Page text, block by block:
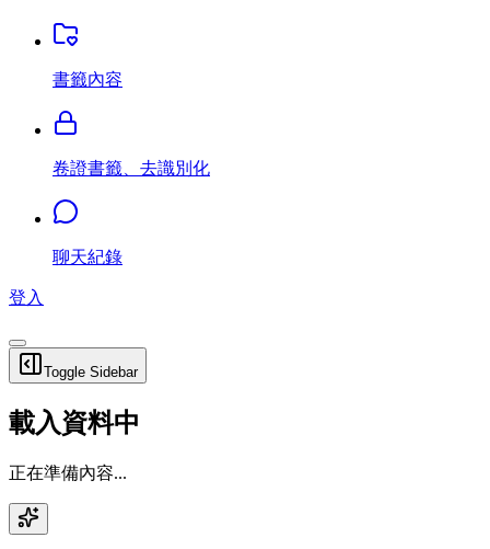
書籤內容
卷證書籤、去識別化
聊天紀錄
登入
Toggle Sidebar
載入資料中
正在準備內容...